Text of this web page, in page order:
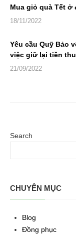
Mua giỏ quà Tết
18/11/2022
Yêu cầu Quỹ Bảo
việc giữ lại tiền
21/09/2022
Search
CHUYÊN MỤC
Blog
Đồng phục